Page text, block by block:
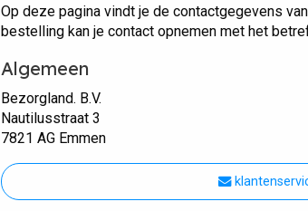
Op deze pagina vindt je de contactgegevens
bestelling kan je contact opnemen met het
Algemeen
Bezorgland. B.V.
Nautilusstraat 3
7821 AG Emmen